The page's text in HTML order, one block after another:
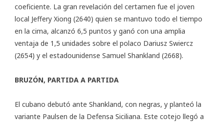
coeficiente. La gran revelación del certamen fue el joven
local Jeffery Xiong (2640) quien se mantuvo todo el tiempo
en la cima, alcanzó 6,5 puntos y ganó con una amplia
ventaja de 1,5 unidades sobre el polaco Dariusz Swiercz
(2654) y el estadounidense Samuel Shankland (2668).
BRUZÓN, PARTIDA A PARTIDA
El cubano debutó ante Shankland, con negras, y planteó la
variante Paulsen de la Defensa Siciliana. Este cotejo llegó a